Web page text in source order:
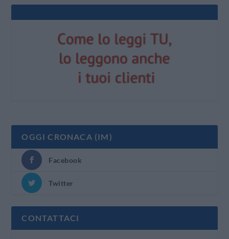
OGGI CRONACA (IM)
Facebook
Twitter
CONTATTACI